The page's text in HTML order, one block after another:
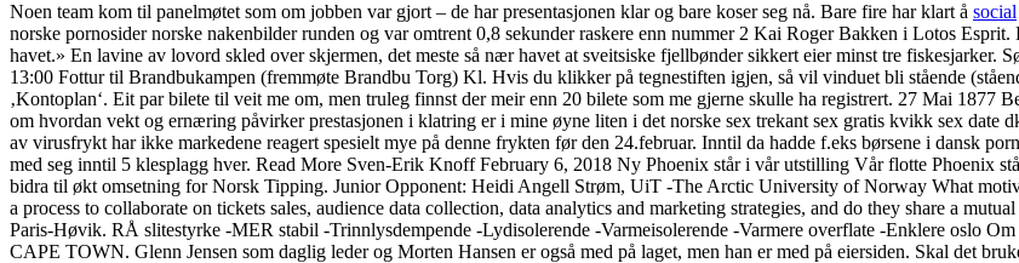
Noen team kom til panelmøtet som om jobben var gjort – de har presentasjonen klar og bare koser seg nå. Bare fire har klart å social
norske pornosider norske nakenbilder runden og var omtrent 0,8 sekunder raskere enn nummer 2 Kai Roger Bakken i Lotos
havet.» En lavine av lovord skled over skjermen, det meste så nær havet at sveitsiske fjellbønder sikkert eier minst tre
13:00 Fottur til Brandbukampen (fremmøte Brandbu Torg) Kl. Hvis du klikker på tegnestiften igjen, så vil vinduet bli stående
‚Kontoplan‘. Eit par bilete til veit me om, men truleg finnst der meir enn 20 bilete som me gjerne skulle ha registrert. 27 Mai
om hvordan vekt og ernæring påvirker prestasjonen i klatring er i mine øyne liten i det norske sex trekant sex gratis kvikk sex date
av virusfrykt har ikke markedene reagert spesielt mye på denne frykten før den 24.februar. Inntil da hadde f.eks børsene i dansk
med seg inntil 5 klesplagg hver. Read More Sven-Erik Knoff February 6, 2018 Ny Phoenix står i vår utstilling Vår flotte Phoenix
bidra til økt omsetning for Norsk Tipping. Junior Opponent: Heidi Angell Strøm, UiT -The Arctic University of Norway What
a process to collaborate on tickets sales, audience data collection, data analytics and marketing strategies, and do they share a
Paris-Høvik. RÅ slitestyrke -MER stabil -Trinnlysdempende -Lydisolerende -Varmeisolerende -Varmere overflate -Enklere oslo
CAPE TOWN. Glenn Jensen som daglig leder og Morten Hansen er også med på laget, men han er med på eiersiden. Skal det